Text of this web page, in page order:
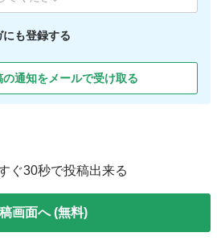
も登録する
の通知をメールで受け取る
ぐ30秒で投稿出来る
画面へ (無料)